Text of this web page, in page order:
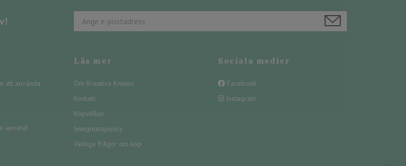
att använda
använd
Läs mer
Om Kreativa Knuten
Kontakt
Köpvillkor
Integritetspolicy
Vanliga frågor om köp
Sociala medier
Facebook
Instagram